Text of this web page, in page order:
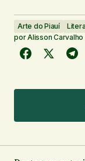
Arte do Piauí
porAlisson Carvalho